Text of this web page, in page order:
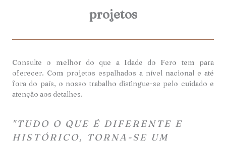
projetos
Consulte o melhor do que a Idade do Fero tem para
oferecer. Com projetos espalhados a nível nacional e até
fora do país, o nosso trabalho distingue-se pelo cuidado e
atenção aos detalhes.
"TUDO O QUE É DIFERENTE E
HISTÓRICO, TORNA-SE UM